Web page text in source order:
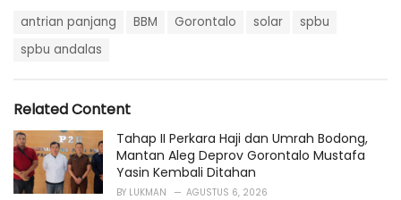
i
e
s
:
antrian panjang BBM Gorontalo solar
spbu
spbu andalas
Related Content
Tahap II Perkara Haji dan Umrah Bodong,
Mantan Aleg Deprov Gorontalo Mustafa
Yasin Kembali Ditahan
BY LUKMAN AGUSTUS 6, 2026